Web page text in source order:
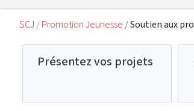
SCJ Promotion Jeunesse Soutien aux
Présentez vos projets